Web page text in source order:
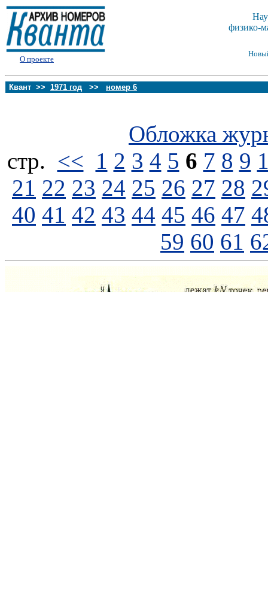
О проекте
физико-
Квант >> 1971 год >> номер 6
Обложка
стp. << 1 2 3 4 5 6 7 8 9
21 22 23 24 25 26 27 28
40 41 42 43 44 45 46 47
59 60 61